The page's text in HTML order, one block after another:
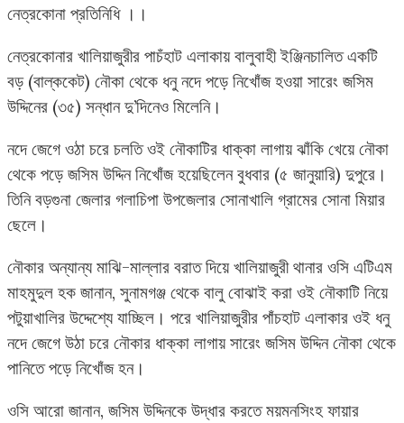
নেত্রকোনা প্রতিনিধি ।।
নেত্রকোনার খালিয়াজুরীর পাচঁহাট এলাকায় বালুবাহী ইঞ্জিনচালিত একটি
বড় (বাল্ককেট) নৌকা থেকে ধনু নদে পড়ে নিখোঁজ হওয়া সারেং জসিম
উদ্দিনের (৩৫) সন্ধান দু’দিনেও মিলেনি।
নদে জেগে ওঠা চরে চলতি ওই নৌকাটির ধাক্কা লাগায় ঝাঁকি খেয়ে নৌকা
থেকে পড়ে জসিম উদ্দিন নিখোঁজ হয়েছিলেন বুধবার (৫ জানুয়ারি) দুপুরে।
তিনি বড়গুনা জেলার গলাচিপা উপজেলার সোনাখালি গ্রামের সোনা মিয়ার
ছেলে।
নৌকার অন্যান্য মাঝি-মাল্লার বরাত দিয়ে খালিয়াজুরী থানার ওসি এটিএম
মাহমুদুল হক জানান, সুনামগঞ্জ থেকে বালু বোঝাই করা ওই নৌকাটি নিয়ে
পটুয়াখালির উদ্দেশ্যে যাচ্ছিল। পরে খালিয়াজুরীর পাঁচহাট এলাকার ওই ধনু
নদে জেগে উঠা চরে নৌকার ধাক্কা লাগায় সারেং জসিম উদ্দিন নৌকা থেকে
পানিতে পড়ে নিখোঁজ হন।
ওসি আরো জানান, জসিম উদ্দিনকে উদ্ধার করতে ময়মনসিংহ ফায়ার